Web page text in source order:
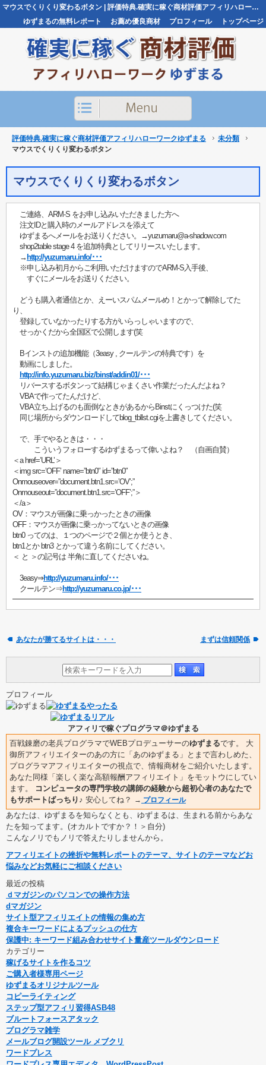
マウスでくりくり変わるボタン | 評価特典.確実に稼ぐ商材評価アフィリハローワークゆずまる評価特典.確実に稼ぐ商材評価アフィリハローワークゆずまる
トップページ
プロフィール
お薦め優良商材
ゆずまるの無料レポート
評価特典.確実に稼ぐ商材評価アフィリハローワークゆずまる
未分類
マウスでくりくり変わるボタン
マウスでくりくり変わるボタン
ご連絡、ARM-S をお申し込みいただきました方へ
注文IDと購入時のメールアドレスを添えて
ゆずまるへメールをお送りください。→yuzumaru@a-shadow.com
shop2table stage 4 を追加特典としてリリースいたします。
→ http://yuzumaru.info/･･･
※申し込み初月からご利用いただけますのでARM-S入手後、
すぐにメールをお送りください。
どうも購入者通信とか、えーいスパムメールめ！とかって解除してた
り、
登録していなかったりする方がいらっしゃいますので、
せっかくだから全国区で公開します(笑
Bインストの追加機能（3easy , クールテンの特典です）を
動画にしました。
http://info.yuzumaru.biz/binst/addin01/･･･
リバースするボタンって結構じゃまくさい作業だったんだよね？
VBAで作ってたんだけど、
VBA立ち上げるのも面倒なときがあるからBinstにくっつけた(笑
同じ場所からダウンロードしてblog_tbllst.cgiを上書きしてください。
で、手でやるときは・・・
こういうフォローするゆずまるって偉いよね？ （自画自賛）
＜a href=’URL’＞
＜img src=’OFF’ name=”btn0″ id=”btn0″
Onmouseover=”document.btn1.src=’OV’;”
Onmouseout=”document.btn1.src=’OFF’;”＞
＜/a＞
OV：マウスが画像に乗っかったときの画像
OFF：マウスが画像に乗っかってないときの画像
btn0 ってのは、１つのページで２個とか使うとき、
btn1とか btn3 とかって違う名前にしてください。
＜ と ＞の記号は 半角に直してくださいね。
3easy⇒http://yuzumaru.info/･･･
クールテン⇒http://yuzumaru.co.jp/･･･
あなたが勝てるサイトは・・・ まずは信頼関係
プロフィール
アフィリで稼ぐプログラマ＠ゆずまる
百戦錬磨の老兵プログラマでWEBプロデューサーのゆずまるです。 大
御所アフィリエイターのあの方に「あのゆずまる」とまで言わしめた、
プログラマアフィリエイターの視点で、情報商材をご紹介いたします。
あなた同様「楽しく楽な高額報酬アフィリエイト」をモットウにしてい
ます。
コンピュータの専門学校の講師の経験から超初心者のあなたで
もサポートばっちり♪ 安心してね？ → プロフィール
あなたは、ゆずまるを知らなくとも、ゆずまるは、生まれる前からあな
たを知ってます。(オカルトですか？！＞自分)
こんなノリでもノリで答えたりしませんから。
アフィリエイトの挫折や無料レポートのテーマ、サイトのテーマなどお
悩みなどお気軽にご相談ください
最近の投稿
ｄマガジンのパソコンでの操作方法
dマガジン
サイト型アフィリエイトの情報の集め方
複合キーワードによるプッシュの仕方
保護中: キーワード組み合わせサイト量産ツールダウンロード
カテゴリー
稼げるサイトを作るコツ
ご購入者様専用ページ
ゆずまるオリジナルツール
コピーライティング
ステップ型アフィリ習得ASB48
ブルートフォースアタック
プログラマ雑学
メールブログ開設ツール メブクリ
ワードプレス